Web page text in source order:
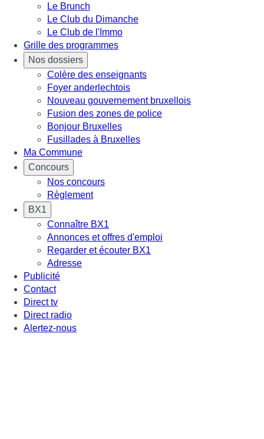
Le Brunch
Le Club du Dimanche
Le Club de l'Immo
Grille des programmes
Nos dossiers
Colère des enseignants
Foyer anderlechtois
Nouveau gouvernement bruxellois
Fusion des zones de police
Bonjour Bruxelles
Fusillades à Bruxelles
Ma Commune
Concours
Nos concours
Règlement
BX1
Connaître BX1
Annonces et offres d'emploi
Regarder et écouter BX1
Adresse
Publicité
Contact
Direct tv
Direct radio
Alertez-nous